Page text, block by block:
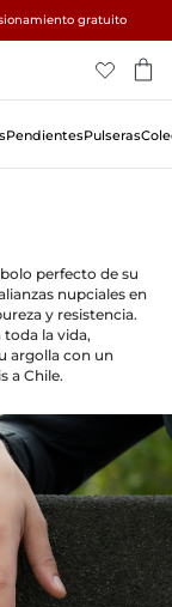
→ gratuito
PendientesPulseras
perfecto de su
nupciales en
y resistencia.
toda la vida,
argolla con un
a Chile.